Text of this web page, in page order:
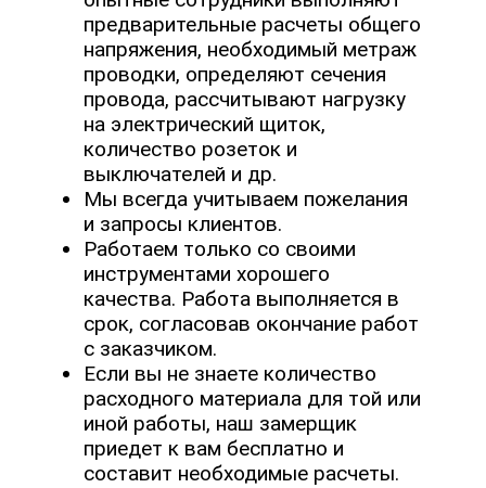
предварительные расчеты общего
напряжения, необходимый метраж
проводки, определяют сечения
провода, рассчитывают нагрузку
на электрический щиток,
количество розеток и
выключателей и др.
Мы всегда учитываем пожелания
и запросы клиентов.
Работаем только со своими
инструментами хорошего
качества. Работа выполняется в
срок, согласовав окончание работ
с заказчиком.
Если вы не знаете количество
расходного материала для той или
иной работы, наш замерщик
приедет к вам бесплатно и
составит необходимые расчеты.